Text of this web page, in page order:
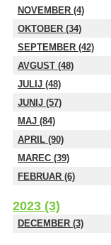
NOVEMBER (4)
OKTOBER (34)
SEPTEMBER (42)
AVGUST (48)
JULIJ (48)
JUNIJ (57)
MAJ (84)
APRIL (90)
MAREC (39)
FEBRUAR (6)
2023 (3)
DECEMBER (3)